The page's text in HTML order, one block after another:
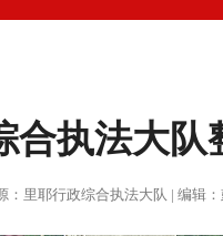
合执法大
里耶行政综合执法大队 | 编辑